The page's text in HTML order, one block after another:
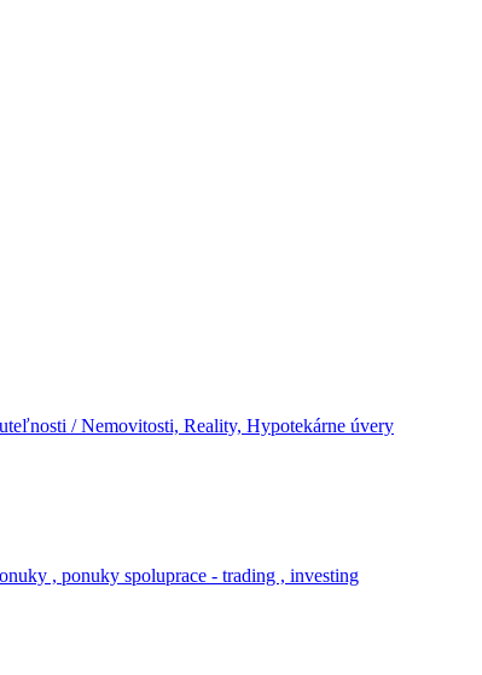
/ Nemovitosti, Reality, Hypotekárne úvery
, ponuky spoluprace - trading , investing